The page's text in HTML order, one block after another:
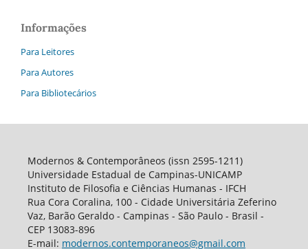
Informações
Para Leitores
Para Autores
Para Bibliotecários
Modernos & Contemporâneos (issn 2595-1211)
Universidade Estadual de Campinas-UNICAMP
Instituto de Filosofia e Ciências Humanas - IFCH
Rua Cora Coralina, 100 - Cidade Universitária Zeferino
Vaz, Barão Geraldo - Campinas - São Paulo - Brasil -
CEP 13083-896
E-mail: modernos.contemporaneos@gmail.com